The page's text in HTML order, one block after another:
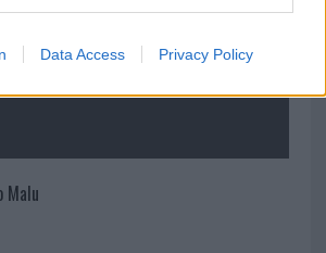
Data Access Privacy Policy
Malu